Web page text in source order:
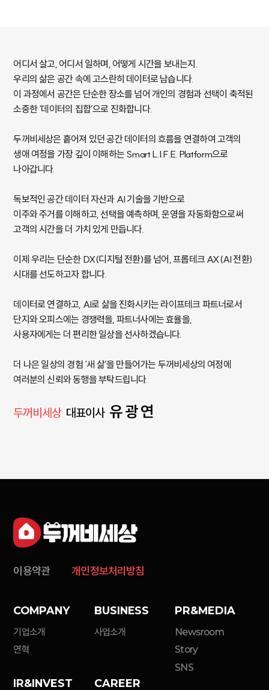
어디서 살고, 어디서 일하며, 어떻게 시간을 보내는지.
우리의 삶은 공간 속에 고스란히 데이터로 남습니다.
이 과정에서 공간은 단순한 장소를 넘어 개인의 경험과 선택이 축적된
소중한 ‘데이터의 집합’으로 진화합니다.
두꺼비세상은 흩어져 있던 공간 데이터의 흐름을 연결하여 고객의
생애 여정을 가장 깊이 이해하는 Smart L.I.F.E. Platform으로
나아갑니다.
독보적인 공간 데이터 자산과 AI 기술을 기반으로
이주와 주거를 이해하고, 선택을 예측하며, 운영을 자동화함으로써
고객의 시간을 더 가치 있게 만듭니다.
이제 우리는 단순한 DX(디지털 전환)를 넘어, 프롭테크 AX(AI 전환)
시대를 선도하고자 합니다.
데이터로 연결하고, AI로 삶을 진화시키는 라이프테크 파트너로서
단지와 오피스에는 경쟁력을, 파트너사에는 효율을,
사용자에게는 더 편리한 일상을 선사하겠습니다.
더 나은 일상의 경험 ‘새 삶’을 만들어가는 두꺼비세상의 여정에
여러분의 신뢰와 동행을 부탁드립니다.
두꺼비세상 대표이사 유 광 연
이용약관 개인정보처리방침
COMPANY
기업소개
연혁
BUSINESS
사업소개
PR&MEDIA
Newsroom
Story
SNS
IR&INVEST CAREER